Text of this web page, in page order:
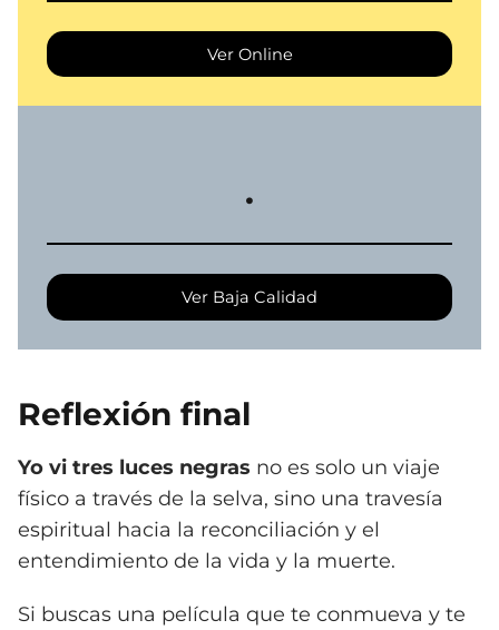
Ver Online
.
Ver Baja Calidad
Reflexión final
Yo vi tres luces negras no es solo un viaje
físico a través de la selva, sino una travesía
espiritual hacia la reconciliación y el
entendimiento de la vida y la muerte.
Si buscas una película que te conmueva y te